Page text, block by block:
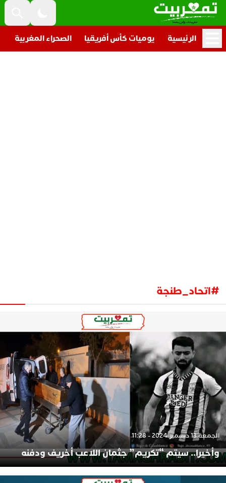
الرئيسية يوميات كأس أفريقيا الصحراء المغربية
#اتحاد_طنجة
الجمعة 13 ديسمبر 2024 - 11:28
وأخيرا.. سيتم “تكريم” جثمان اللاعب أخريف ودفنه